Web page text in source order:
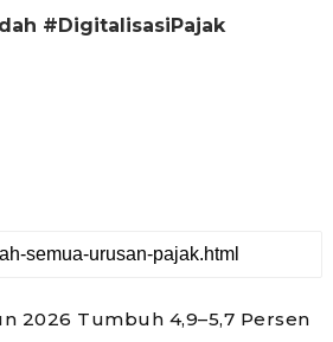
#DigitalisasiPajak
2026 Tumbuh 4,9–5,7 Persen